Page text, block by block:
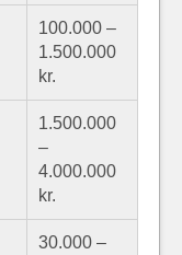
100.000 –
1.500.000
kr.
1.500.000
–
4.000.000
kr.
30.000 –